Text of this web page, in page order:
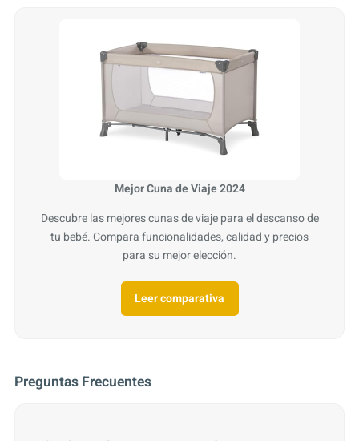
Mejor Cuna de Viaje 2024
Descubre las mejores cunas de viaje para el descanso de
tu bebé. Compara funcionalidades, calidad y precios
para su mejor elección.
Leer comparativa
Preguntas Frecuentes